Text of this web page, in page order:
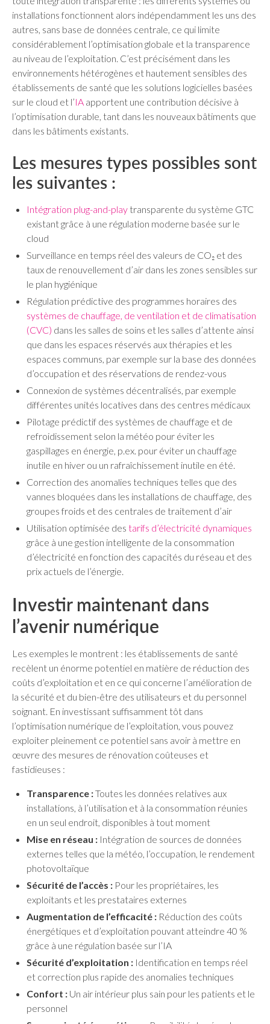
installations fonctionnent alors indépendamment les uns des
autres, sans base de données centrale, ce qui limite
considérablement l’optimisation globale et la transparence
au niveau de l’exploitation. C’est précisément dans les
environnements hétérogènes et hautement sensibles des
établissements de santé que les solutions logicielles basées
sur le cloud et l’IA apportent une contribution décisive à
l’optimisation durable, tant dans les nouveaux bâtiments que
dans les bâtiments existants.
Les mesures types possibles sont
les suivantes :
Intégration plug-and-play transparente du système GTC
existant grâce à une régulation moderne basée sur le
cloud
Surveillance en temps réel des valeurs de CO₂ et des
taux de renouvellement d’air dans les zones sensibles sur
le plan hygiénique
Régulation prédictive des programmes horaires des
systèmes de chauffage, de ventilation et de climatisation
(CVC) dans les salles de soins et les salles d’attente ainsi
que dans les espaces réservés aux thérapies et les
espaces communs, par exemple sur la base des données
d’occupation et des réservations de rendez-vous
Connexion de systèmes décentralisés, par exemple
différentes unités locatives dans des centres médicaux
Pilotage prédictif des systèmes de chauffage et de
refroidissement selon la météo pour éviter les
gaspillages en énergie, p.ex. pour éviter un chauffage
inutile en hiver ou un rafraîchissement inutile en été.
Correction des anomalies techniques telles que des
vannes bloquées dans les installations de chauffage, des
groupes froids et des centrales de traitement d’air
Utilisation optimisée des tarifs d’électricité dynamiques
grâce à une gestion intelligente de la consommation
d’électricité en fonction des capacités du réseau et des
prix actuels de l’énergie.
Investir maintenant dans
l’avenir numérique
Les exemples le montrent : les établissements de santé
recèlent un énorme potentiel en matière de réduction des
coûts d’exploitation et en ce qui concerne l’amélioration de
la sécurité et du bien-être des utilisateurs et du personnel
soignant. En investissant suffisamment tôt dans
l’optimisation numérique de l’exploitation, vous pouvez
exploiter pleinement ce potentiel sans avoir à mettre en
œuvre des mesures de rénovation coûteuses et
fastidieuses :
Transparence :Toutes les données relatives aux
installations, à l’utilisation et à la consommation réunies
en un seul endroit, disponibles à tout moment
Mise en réseau : Intégration de sources de données
externes telles que la météo, l’occupation, le rendement
photovoltaïque
Sécurité de l’accès : Pour les propriétaires, les
exploitants et les prestataires externes
Augmentation de l’efficacité : Réduction des coûts
énergétiques et d’exploitation pouvant atteindre 40 %
grâce à une régulation basée sur l’IA
Sécurité d’exploitation : Identification en temps réel
et correction plus rapide des anomalies techniques
Confort : Un air intérieur plus sain pour les patients et le
personnel